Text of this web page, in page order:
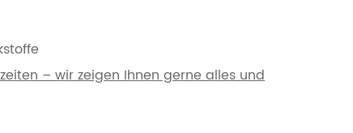
– wir zeigen Ihnen gerne alles und